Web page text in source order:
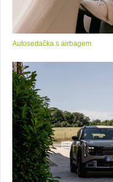
Autosedačka s airbagem